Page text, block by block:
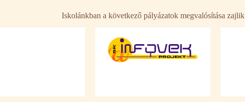
Iskolánkban a következő pályázatok megvalósítása zajlik